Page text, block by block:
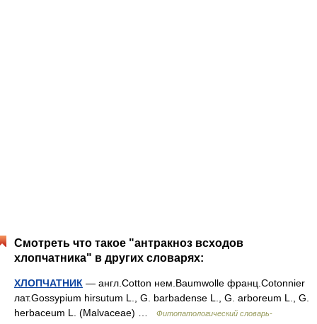
Смотреть что такое "антракноз всходов
хлопчатника" в других словарях:
ХЛОПЧАТНИК — англ.Cotton нем.Baumwolle франц.Cotonnier
лат.Gossypium hirsutum L., G. barbadense L., G. arboreum L., G.
herbaceum L. (Malvaceae) …
Фитопатологический словарь-